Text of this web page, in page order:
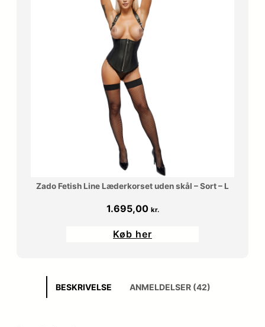
Zado Fetish Line Læderkorset uden skål – Sort – L
1.695,00 kr.
Køb her
BESKRIVELSE ANMELDELSER (42)